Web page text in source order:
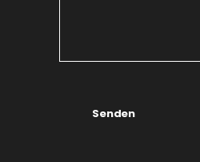
Senden